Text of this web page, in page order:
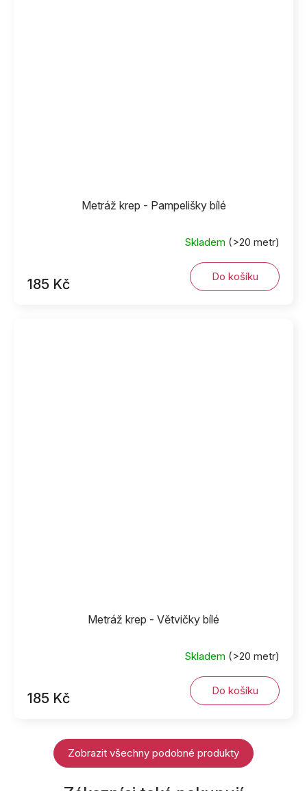
Metráž krep - Pampelišky bílé
Skladem (>20 metr)
185 Kč Do košíku
Metráž krep - Větvičky bílé
Skladem (>20 metr)
185 Kč Do košíku
Zobrazit všechny podobné produkty